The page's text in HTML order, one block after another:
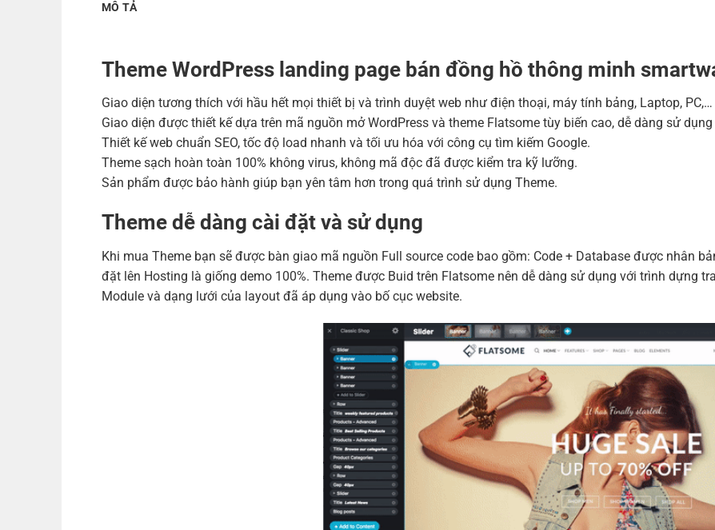
Hosting 4GB SSD (1
MÔ TẢ
Theme WordPress landing page bán đồng hồ thông minh
Giao diện tương thích với hầu hết mọi thiết bị và trình duyệt web như điện thoại, máy tính bảng, Laptop, PC,…
Giao diện được thiết kế dựa trên mã nguồn mở WordPress và theme Flatsome tùy biến cao, dễ dàng sử
Thiết kế web chuẩn SEO, tốc độ load nhanh và tối ưu hóa với công cụ tìm kiếm Google.
Theme sạch hoàn toàn 100% không virus, không mã độc đã được kiểm tra kỹ lưỡng.
Sản phẩm được bảo hành giúp bạn yên tâm hơn trong quá trình sử dụng Theme.
Theme dễ dàng cài đặt và sử dụng
Khi mua Theme bạn sẽ được bàn giao mã nguồn Full source code bao gồm: Code + Database được nhân
đặt lên Hosting là giống demo 100%. Theme được Buid trên Flatsome nên dễ dàng sử dụng với trình dựng
Module và dạng lưới của layout đã áp dụng vào bố cục website.